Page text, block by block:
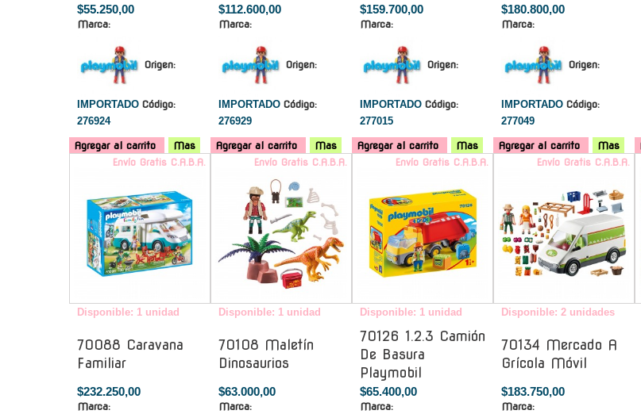
$55.250,00
Marca:
Origen:
IMPORTADO Código:
276924
Agregar al carrito Mas
$112.600,00
Marca:
Origen:
IMPORTADO Código:
276929
Agregar al carrito Mas
$159.700,00
Marca:
Origen:
IMPORTADO Código:
277015
Agregar al carrito Mas
$180.800,00
Marca:
Origen:
IMPORTADO Código:
277049
Agregar al carrito Mas
Envío Gratis C.A.B.A.
Disponible: 1 unidad
70088 Caravana
Familiar
$232.250,00
Marca:
Envío Gratis C.A.B.A.
Disponible: 1 unidad
70108 Maletín
Dinosaurios
$63.000,00
Marca:
Envío Gratis C.A.B.A.
Disponible: 1 unidad
70126 1.2.3 Camión
De Basura
Playmobil
$65.400,00
Marca:
Envío Gratis C.A.B.A.
Disponible: 2 unidades
70134 Mercado A
Grícola Móvil
$183.750,00
Marca: